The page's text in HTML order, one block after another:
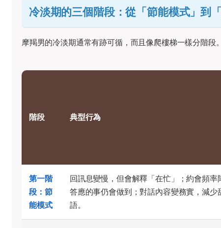
冷淡期的三個階段：從「節能模式」到「
摩羯男的冷淡期通常有跡可循，而且像爬樓梯一樣分階段
階段 典型行為
第一階
段：節
能模式
回訊息變慢，但會解釋「在忙」；約會頻率
答應的事仍會做到；對話內容變務實，減少
語。